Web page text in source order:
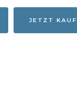
JETZT